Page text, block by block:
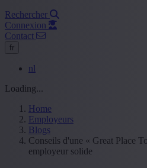
Rechercher
Connexion
Contact
fr
nl
Loading...
Home
Employeurs
Blogs
Conseils d'une « Great Place
employeur solide